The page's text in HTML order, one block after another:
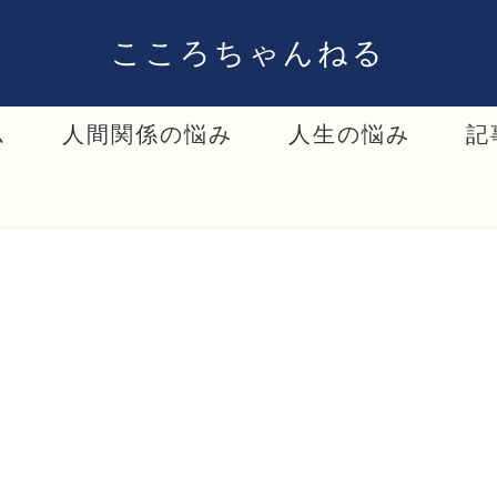
こころちゃんねる
人間関係の悩み 人生の悩み 記